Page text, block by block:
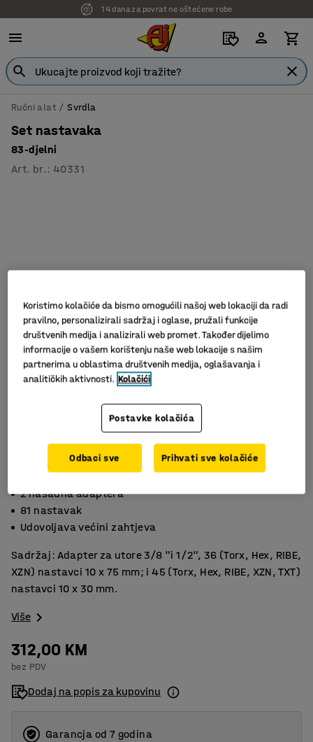
14 dana za povrat ne oštećene robe
Ručni alat Svrdla
Set nastavaka
83-djelni
Art. br. : 40331
Slični proizvodi
2 nasadna adaptera
81 nastavak
Udovoljava većini zahtjeva
Sadržaj: Adapter za utore 3/8 "i 1/2", 36 (Torx, Hex, RIBE,
XZN) nastavci 10 x 75 mm; i 45 (Torx, Hex, RIBE, XZN, TXT)
nastavci 10 x 30 mm.
Više
312,00 KM
bez PDV
Dodaj na popis za kupovinu
Garancja od 7 godina
Koristimo kolačiće da bismo omogućili našoj web lokaciji da radi
pravilno, personalizirali sadržaj i oglase, pružali funkcije
društvenih medija i analizirali web promet. Također dijelimo
informacije o vašem korištenju naše web lokacije s našim
partnerima u oblastima društvenih medija, oglašavanja i
analitičkih aktivnosti. Kolačići
Postavke kolačića
Odbaci sve Prihvati sve kolačiće